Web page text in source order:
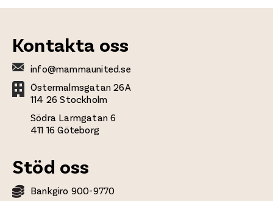
Kontakta oss
info@mammaunited.se
Östermalmsgatan 26A
114 26 Stockholm
Södra Larmgatan 6
411 16 Göteborg
Stöd oss
Bankgiro 900-9770